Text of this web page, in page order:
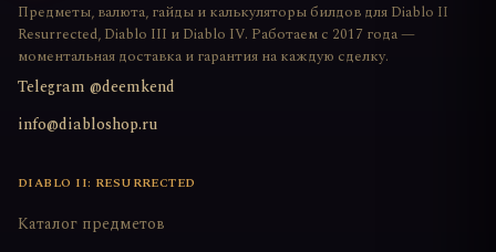
Предметы, валюта, гайды и калькуляторы билдов для Diablo II
Resurrected, Diablo III и Diablo IV. Работаем с 2017 года —
моментальная доставка и гарантия на каждую сделку.
Telegram @deemkend
info@diabloshop.ru
DIABLO II: RESURRECTED
Каталог предметов